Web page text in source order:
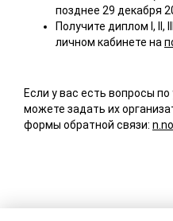
позднее 29 декабря
Получите диплом I, II,
личном кабинете на
Если у вас есть вопросы
можете задать их
формы обратной связи: